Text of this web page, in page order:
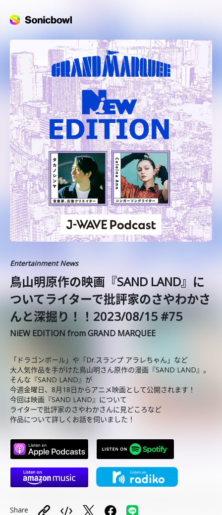
Entertainment News
鳥山明原作の映画『SAND LAND』に
ついてライターで批評家のさやわかさ
んと深掘り！！2023/08/15 #75
NiEW EDITION from GRAND MARQUEE
「ドラゴンボール」や「Dr.スランプ アラレちゃん」など
大人気作品を手がけた鳥山明さん原作の漫画『SAND LAND』。
そんな『SAND LAND』が
今週金曜日、8月18日からアニメ映画として公開されます！
今回は映画『SAND LAND』について
ライターで批評家のさやわかさんに見どころなど
作品について詳しくお話を伺いました！
Share